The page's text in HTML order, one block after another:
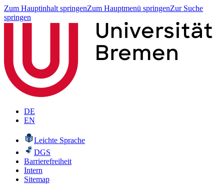
Zum Hauptinhalt springenZum Hauptmenü springenZur Suche
springen
DE
EN
Leichte Sprache
DGS
Barrierefreiheit
Intern
Sitemap